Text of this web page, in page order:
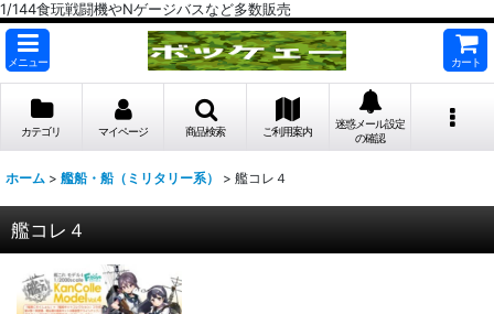
1/144食玩戦闘機やNゲージバスなど多数販売
メニュー カート
カテゴリ マイページ 商品検索 ご利用案内
迷惑メール設定
の確認
ホーム > 艦船・船（ミリタリー系） > 艦コレ４
艦コレ４